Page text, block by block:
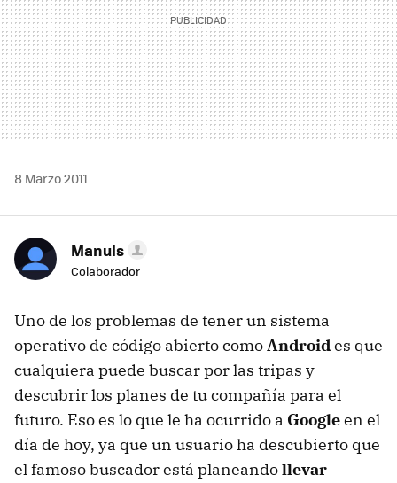
8 Marzo 2011
Manuls
Colaborador
Uno de los problemas de tener un sistema
operativo de código abierto comoAndroides que
cualquiera puede buscar por las tripas y
descubrir los planes de tu compañía para el
futuro. Eso es lo que le ha ocurrido a Googleen el
día de hoy, ya que un usuario ha descubierto que
el famoso buscador está planeandollevar